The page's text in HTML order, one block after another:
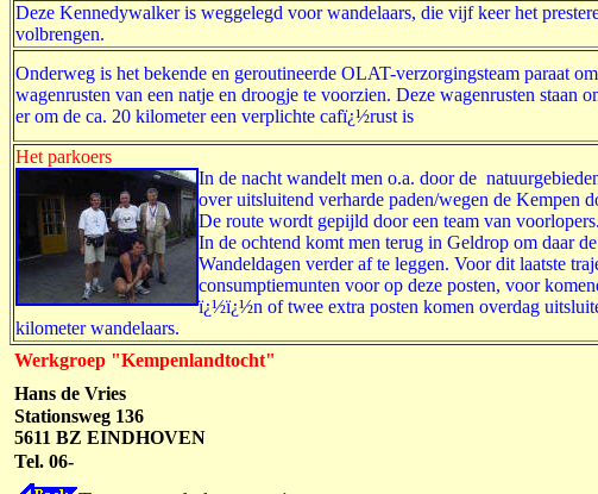
Deze Kennedywalker is weggelegd voor wandelaars, die vijf keer het
volbrengen.
Onderweg is het bekende en geroutineerde OLAT-verzorgingsteam paraat
wagenrusten van een natje en droogje te voorzien. Deze wagenrusten staan
er om de ca. 20 kilometer een verplichte cafï¿½rust is
Het parkoers
In de nacht wandelt men o.a. door de
over uitsluitend verharde paden/wegen de Kempen
De route wordt gepijld door een team van voorlopers.
In de ochtend komt men terug in Geldrop om daar
Wandeldagen verder af te leggen. Voor dit laatste
consumptiemunten voor op deze posten, voor
ï¿½ï¿½n of twee extra posten komen overdag
kilometer wandelaars.
Werkgroep "Kempenlandtocht"
Hans de Vries
Stationsweg 136
5611 BZ EINDHOVEN
Tel. 06-